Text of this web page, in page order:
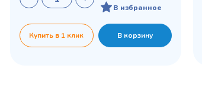
В избранное
Купить в 1 клик В корзину